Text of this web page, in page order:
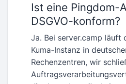
Ist eine Pingdom-
DSGVO-konform?
Ja. Bei server.camp läuft
Kuma-Instanz in
Rechenzentren, wir